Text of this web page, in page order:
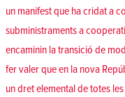
un manifestque ha cridat a
subministraments a
encaminin la transició de
fer valer que en la nova
un dret elemental de totes